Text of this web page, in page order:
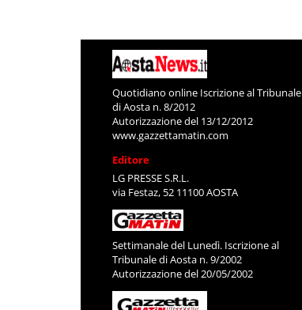
Quotidiano online Iscrizione al Tribunale
di Aosta n. 8/2012
Autorizzazione del 13/12/2012
www.gazzettamatin.com
Editore
LG PRESSE S.R.L.
via Festaz, 52 11100 AOSTA
Settimanale del Lunedì. Iscrizione al
Tribunale di Aosta n. 9/2002
Autorizzazione del 20/05/2002